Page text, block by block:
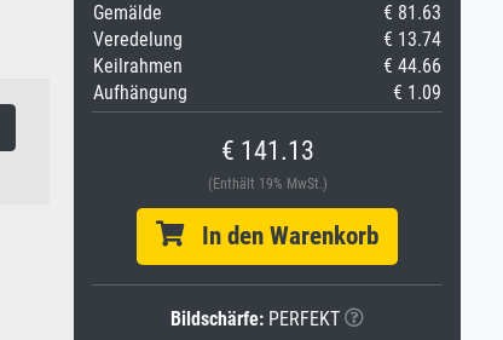
Gemälde
€ 81.63
Veredelung
€ 13.74
Keilrahmen
€ 44.66
Aufhängung
€ 1.09
€ 141.13
(Enthält 19% MwSt.)
In den Warenkorb
Bildschärfe: PERFEKT